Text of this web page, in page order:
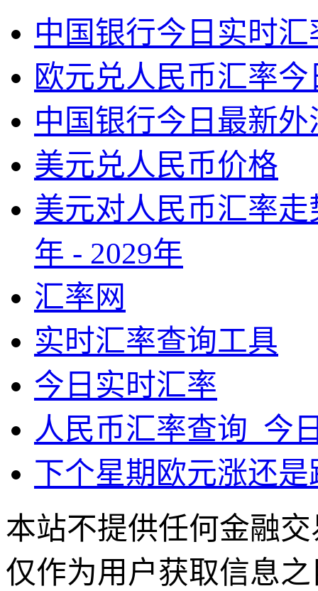
中国银行今日实时汇
欧元兑人民币汇率今
中国银行今日最新
美元兑人民币价格
美元对人民币汇率
年 - 2029年
汇率网
实时汇率查询工具
今日实时汇率
人民币汇率查询_今
下个星期欧元涨还是
本站不提供任何金融
仅作为用户获取信息